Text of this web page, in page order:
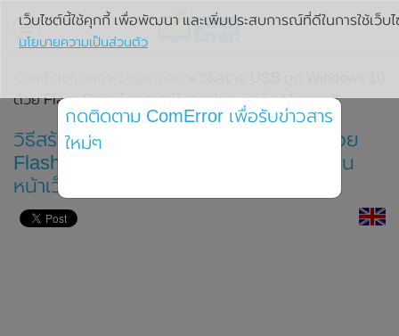
ด้วย Flash Drive โดยดาวน์โหลดผ่านหน้าเว็บ Microsoft
วิธีสร้าง USB Bootable Windows 10 ด้วย
Flash Drive แบบง่ายๆ โดยดาวน์โหลดผ่าน
หน้าเว็บ Microsoft
เว็บไซต์นี้ใช้คุกกี้ เพื่อพัฒนา และเพิ่มประสบการณ์ที่ดีในการใช้เว็บ
นโยบายความเป็นส่วนตัว
กดติดตาม ComError เพื่อรับข่าวสาร
ใหม่ๆ